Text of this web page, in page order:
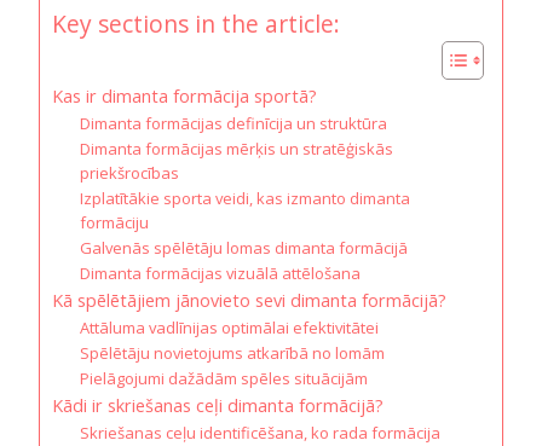
Key sections in the article:
Kas ir dimanta formācija sportā?
Dimanta formācijas definīcija un struktūra
Dimanta formācijas mērķis un stratēģiskās
priekšrocības
Izplatītākie sporta veidi, kas izmanto dimanta
formāciju
Galvenās spēlētāju lomas dimanta formācijā
Dimanta formācijas vizuālā attēlošana
Kā spēlētājiem jānovieto sevi dimanta formācijā?
Attāluma vadlīnijas optimālai efektivitātei
Spēlētāju novietojums atkarībā no lomām
Pielāgojumi dažādām spēles situācijām
Kādi ir skriešanas ceļi dimanta formācijā?
Skriešanas ceļu identificēšana, ko rada formācija